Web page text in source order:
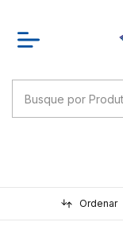
Ordenar